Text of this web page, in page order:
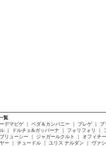
覧
デマピゲ ｜ ベダ＆カンパニー ｜ ブレゲ ｜
ブ
｜ ドルチェ&ガッバーナ ｜ フォリフォリ ｜
リューシー ｜ ジャガールクルト ｜
オフィチ
ー ｜ チュードル ｜ ユリス ナルダン ｜ ヴァ